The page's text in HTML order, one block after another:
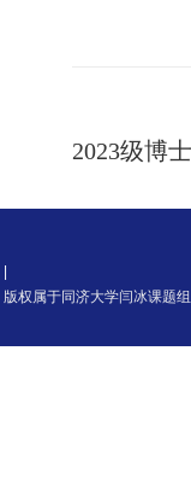
2023级博
版权属于同济大学闫冰课题组